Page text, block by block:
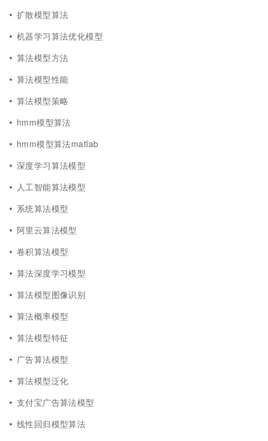
扩散模型算法
机器学习算法优化模型
算法模型方法
算法模型性能
算法模型策略
hmm模型算法
hmm模型算法matlab
深度学习算法模型
人工智能算法模型
系统算法模型
阿里云算法模型
卷积算法模型
算法深度学习模型
算法模型图像识别
算法概率模型
算法模型特征
广告算法模型
算法模型泛化
支付宝广告算法模型
线性回归模型算法